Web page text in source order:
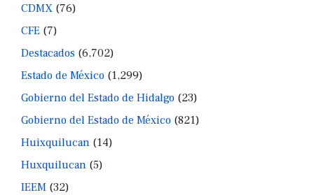
CDMX (76)
CFE (7)
Destacados (6,702)
Estado de México (1,299)
Gobierno del Estado de Hidalgo (23)
Gobierno del Estado de México (821)
Huixquilucan (14)
Huxquilucan (5)
IEEM (32)